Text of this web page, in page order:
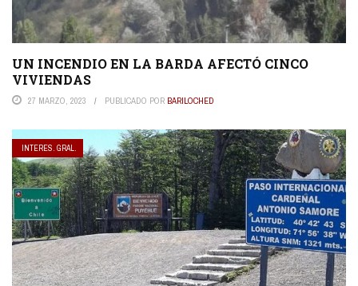
UN INCENDIO EN LA BARDA AFECTÓ CINCO
VIVIENDAS
27 MARZO, 2023 PUBLICADO POR BARILOCHED
INTERES. GRAL.